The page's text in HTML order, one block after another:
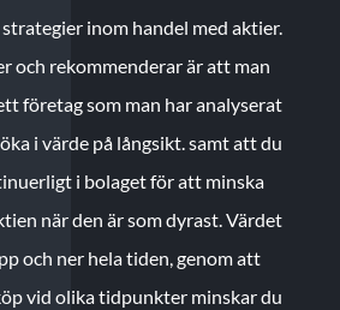
inom handel med aktier.
och rekommenderar är att man
företag som man har analyserat
i värde på långsikt. samt att du
i bolaget för att minska
när den är som dyrast. Värdet
och ner hela tiden, genom att
vid olika tidpunkter minskar du